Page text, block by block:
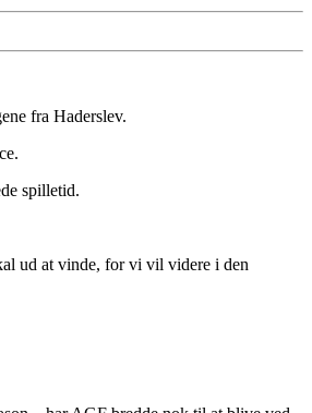
fra Haderslev.
spilletid.
ud at vinde, for vi vil videre i den